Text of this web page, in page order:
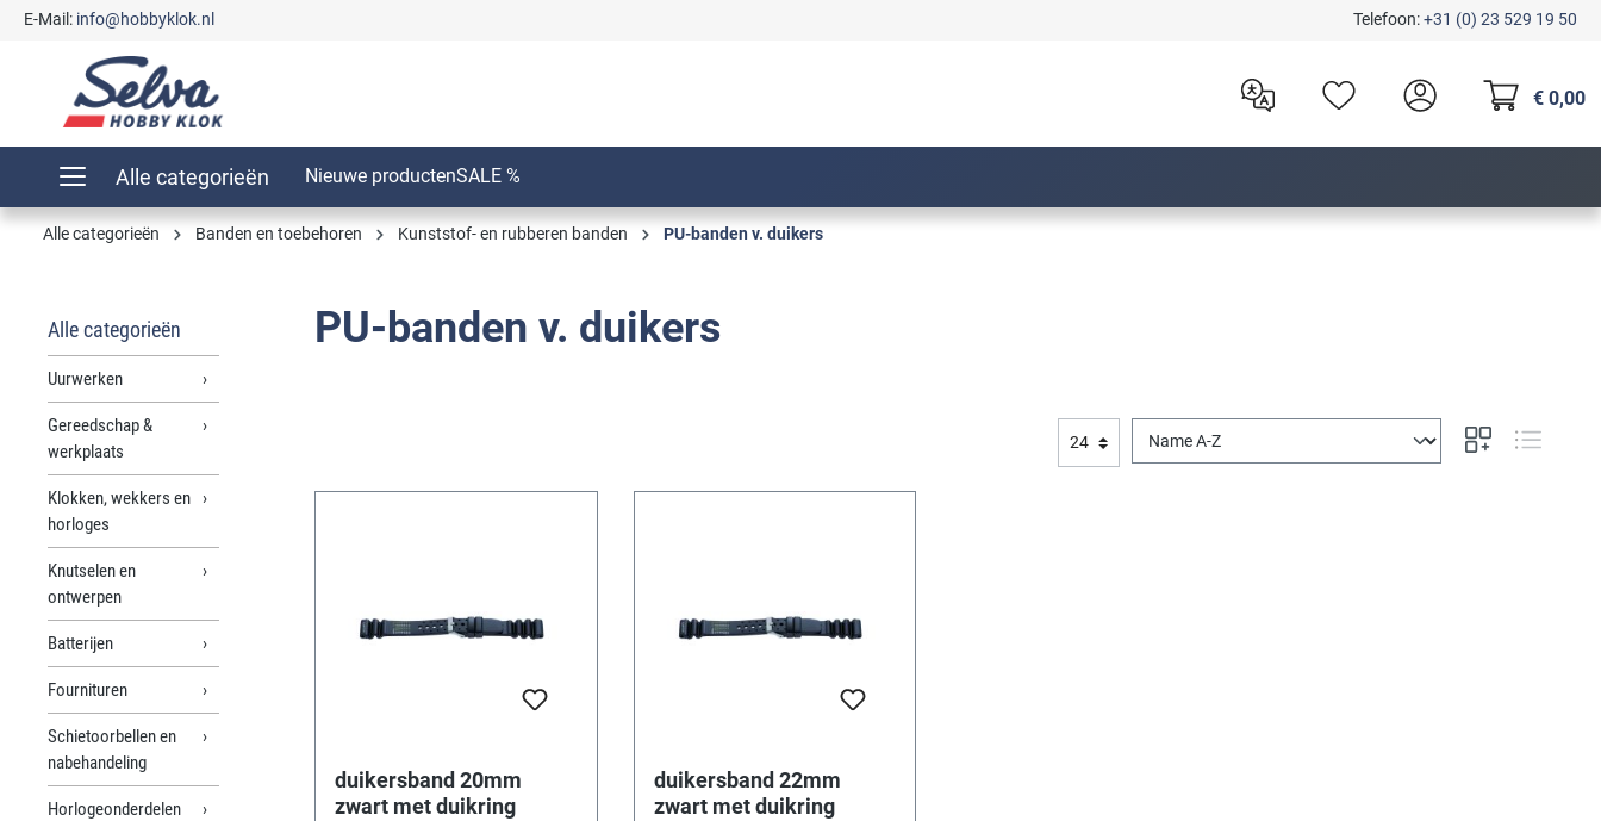
Ga naar de hoofdnavigatie
E-Mail: info@hobbyklok.nl Telefoon:+31 (0) 23 529 19 50
€ 0,00
Alle categorieën Nieuwe productenSALE %
Alle categorieën Banden en toebehoren Kunststof- en rubberen banden PU-banden v. duikers
Alle categorieën
Uurwerken
Gereedschap &
werkplaats
Klokken, wekkers en
horloges
Knutselen en
ontwerpen
Batterijen
Fournituren
Schietoorbellen en
nabehandeling
Horlogeonderdelen
PU-banden v. duikers
duikersband 20mm
zwart met duikring
duikersband 22mm
zwart met duikring